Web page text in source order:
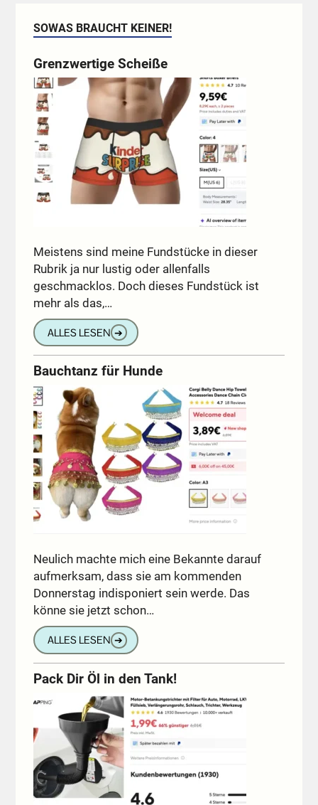
SOWAS BRAUCHT KEINER!
Grenzwertige Scheiße
Meistens sind meine Fundstücke in dieser
Rubrik ja nur lustig oder allenfalls
geschmacklos. Doch dieses Fundstück ist
mehr als das,…
ALLES LESEN ➔
Bauchtanz für Hunde
Neulich machte mich eine Bekannte darauf
aufmerksam, dass sie am kommenden
Donnerstag indisponiert sein werde. Das
könne sie jetzt schon…
ALLES LESEN ➔
Pack Dir Öl in den Tank!